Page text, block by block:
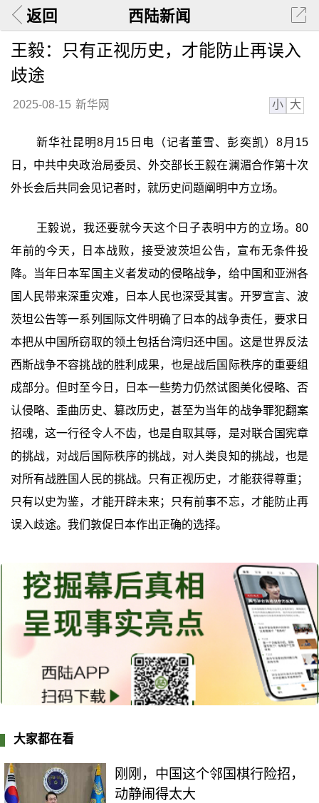
返回 西陆新闻
王毅：只有正视历史，才能防止再误入
歧途
2025-08-15 新华网 小 大
新华社昆明8月15日电（记者董雪、彭奕凯）8月15
日，中共中央政治局委员、外交部长王毅在澜湄合作第十次
外长会后共同会见记者时，就历史问题阐明中方立场。
王毅说，我还要就今天这个日子表明中方的立场。80
年前的今天，日本战败，接受波茨坦公告，宣布无条件投
降。当年日本军国主义者发动的侵略战争，给中国和亚洲各
国人民带来深重灾难，日本人民也深受其害。开罗宣言、波
茨坦公告等一系列国际文件明确了日本的战争责任，要求日
本把从中国所窃取的领土包括台湾归还中国。这是世界反法
西斯战争不容挑战的胜利成果，也是战后国际秩序的重要组
成部分。但时至今日，日本一些势力仍然试图美化侵略、否
认侵略、歪曲历史、篡改历史，甚至为当年的战争罪犯翻案
招魂，这一行径令人不齿，也是自取其辱，是对联合国宪章
的挑战，对战后国际秩序的挑战，对人类良知的挑战，也是
对所有战胜国人民的挑战。只有正视历史，才能获得尊重；
只有以史为鉴，才能开辟未来；只有前事不忘，才能防止再
误入歧途。我们敦促日本作出正确的选择。
大家都在看
刚刚，中国这个邻国棋行险招，
动静闹得太大